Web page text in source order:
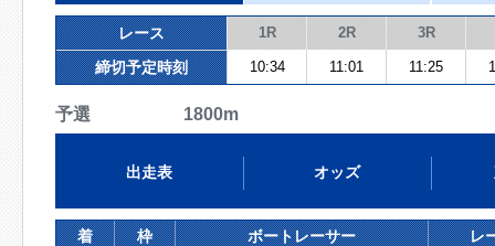
レース 1R 2R 3R
締切予定時刻 10:34 11:01 11:25
予選 1800m
出走表 オッズ
着 枠 ボートレーサー レ